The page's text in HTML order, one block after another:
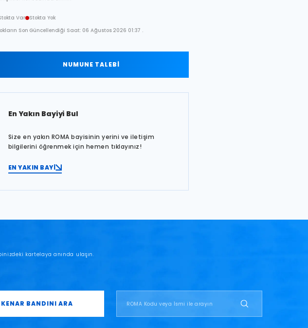
Var Stokta Yok
Son Güncellendiği Saat: 06 Ağustos 2026 01:37 .
NUMUNE TALEBİ
En Yakın Bayiyi Bul
Size en yakın ROMA bayisinin yerini ve iletişim
bilgilerini öğrenmek için hemen tıklayınız!
EN YAKIN BAYİ
kartelaya anında ulaşın.
KENAR BANDINI ARA